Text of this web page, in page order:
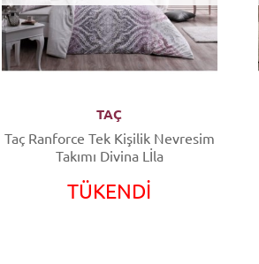
TAÇ
Taç Ranforce Tek Kişilik Nevresim
Takımı Divina Lİla
TÜKENDİ